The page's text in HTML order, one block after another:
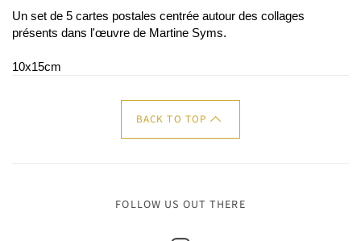
Un set de 5 cartes postales centrée autour des collages
présents dans l'œuvre de Martine Syms.
10x15cm
BACK TO TOP
FOLLOW US OUT THERE